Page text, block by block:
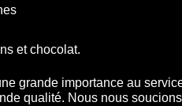
et chocolat.
grande importance au
qualité. Nous nous